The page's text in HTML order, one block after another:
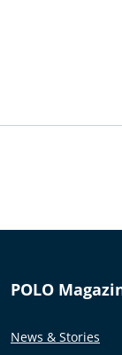
POLO
News & Stories